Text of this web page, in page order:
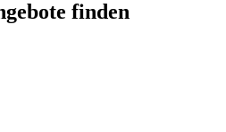
finden